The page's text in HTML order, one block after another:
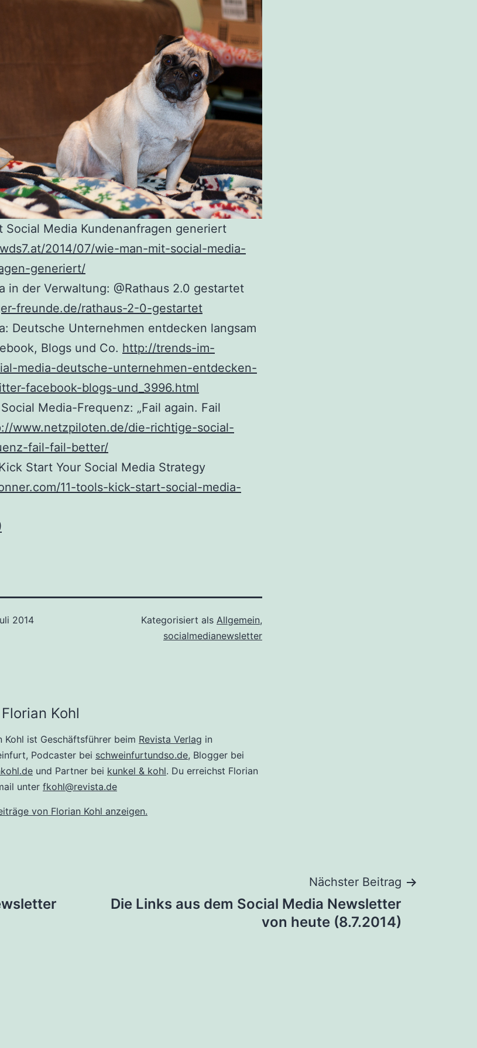
Social Media Kundenanfragen generiert
2014/07/wie-man-mit-social-media-
generiert/
in der Verwaltung: @Rathaus 2.0 gestartet
freunde.de/rathaus-2-0-gestartet
Deutsche Unternehmen entdecken langsam
Blogs und Co. http://trends-im-
media-deutsche-unternehmen-entdecken-
facebook-blogs-und_3996.html
Media-Frequenz: „Fail again. Fail
www.netzpiloten.de/die-richtige-social-
fail-fail-better/
Start Your Social Media Strategy
11-tools-kick-start-social-media-
2014 Kategorisiert als Allgemein,
socialmedianewsletter
Kohl
Kohl ist Geschäftsführer beim Revista Verlag in
Podcaster bei schweinfurtundso.de, Blogger bei
und Partner bei kunkel & kohl. Du erreichst Florian
unter fkohl@revista.de
von Florian Kohl anzeigen.
Nächster Beitrag
Die Links aus dem Social Media Newsletter
von heute (8.7.2014)